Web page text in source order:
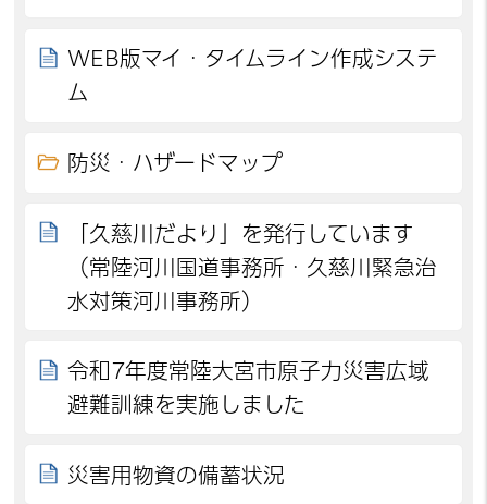
WEB版マイ・タイムライン作成システ
ム
防災・ハザードマップ
「久慈川だより」を発行しています
（常陸河川国道事務所・久慈川緊急治
水対策河川事務所）
令和7年度常陸大宮市原子力災害広域
避難訓練を実施しました
災害用物資の備蓄状況